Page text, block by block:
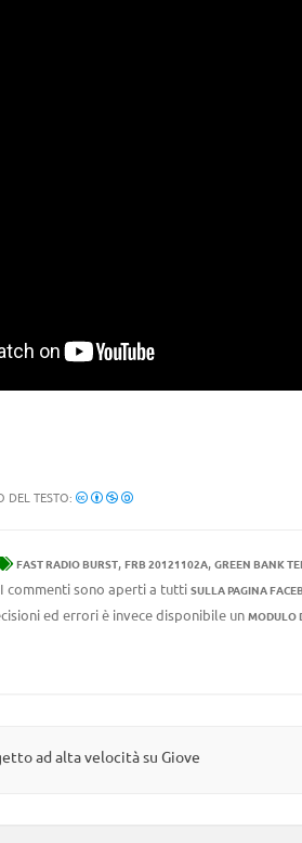
DEL TESTO:
FAST RADIO BURST, FRB 20121102A, GREEN BANK
commenti sono aperti a tutti SULLA PAGINA
ed errori è invece disponibile un MODULO
ad alta velocità su Giove